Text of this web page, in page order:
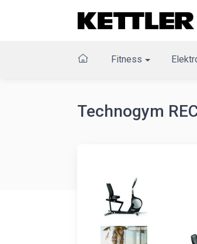
Fitness
Technogym